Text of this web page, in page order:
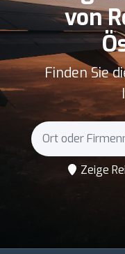
von
Finden Sie
Zeige